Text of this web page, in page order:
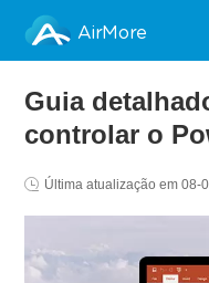
AirMore
Guia
controlar o
Última atualização em08-